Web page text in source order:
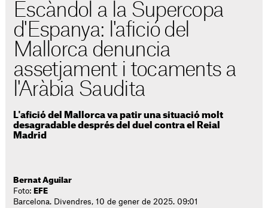
Escàndol a la Supercopa
d'Espanya: l'afició del
Mallorca denuncia
assetjament i tocaments a
l'Aràbia Saudita
L'afició del Mallorca va patir una situació molt
desagradable després del duel contra el Reial
Madrid
Bernat Aguilar
Foto: EFE
Barcelona. Divendres, 10 de gener de 2025. 09:01